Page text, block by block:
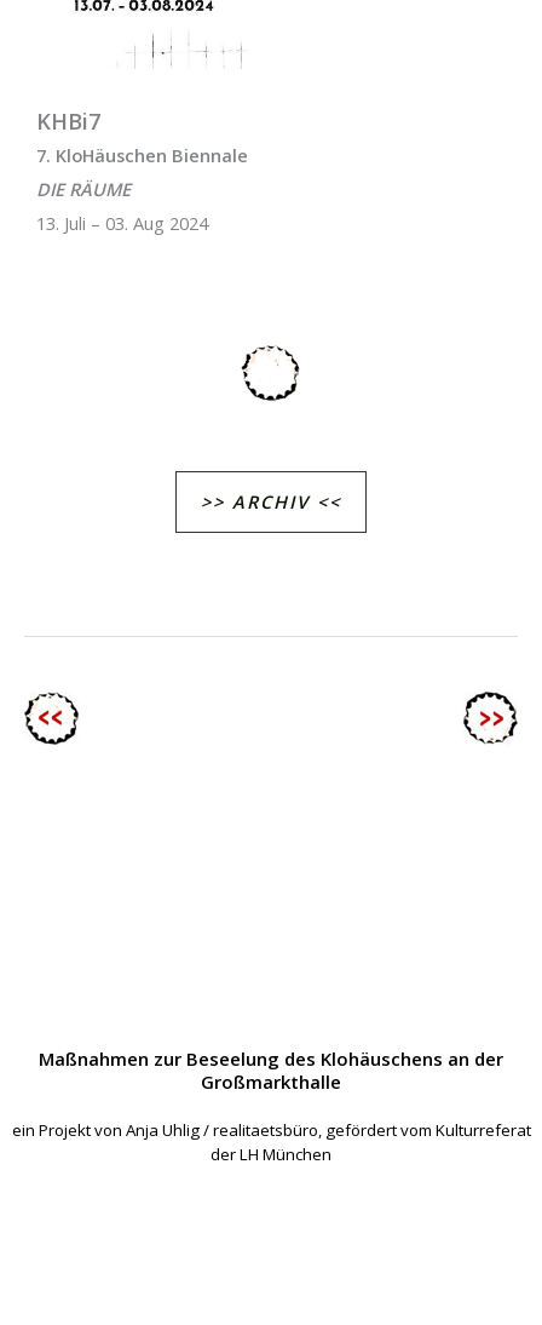
KHBi7
7. KloHäuschen Biennale
DIE RÄUME
13. Juli – 03. Aug 2024
>> ARCHIV <<
Maßnahmen zur Beseelung des Klohäuschens an der
Großmarkthalle
ein Projekt von Anja Uhlig / realitaetsbüro, gefördert vom Kulturreferat
der LH München